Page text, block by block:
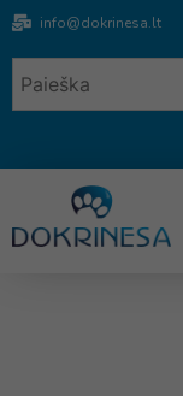
info@dokrinesa.lt